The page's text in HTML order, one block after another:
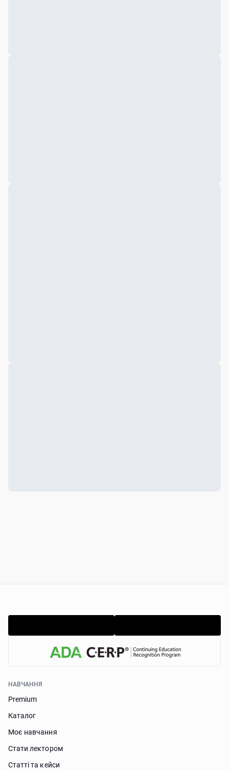
НАВЧАННЯ
Premium
Каталог
Моє навчання
Стати лектором
Статті та кейси